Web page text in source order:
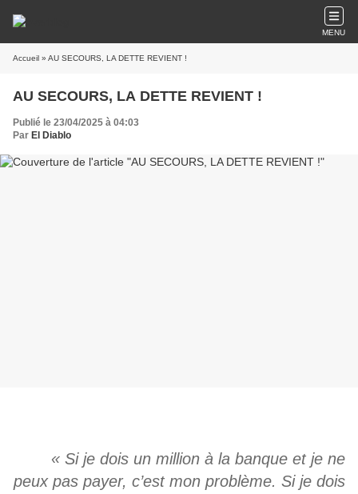
MENU
Accueil » AU SECOURS, LA DETTE REVIENT !
AU SECOURS, LA DETTE REVIENT !
Publié le 23/04/2025 à 04:03
Par El Diablo
« Si je dois un million à la banque et je ne
peux pas payer, c’est mon problème. Si je dois